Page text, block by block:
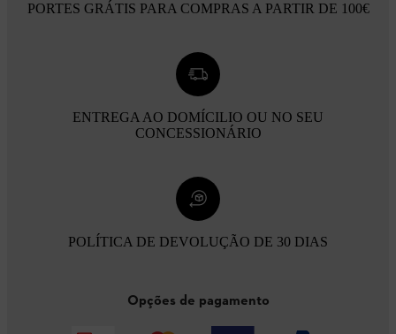
PORTES GRÁTIS PARA COMPRAS A PARTIR DE 100€
ENTREGA AO DOMÍCILIO OU NO SEU
CONCESSIONÁRIO
POLÍTICA DE DEVOLUÇÃO DE 30 DIAS
Opções de pagamento